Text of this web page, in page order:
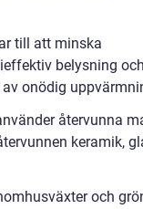
till att minska
belysning
onödig
återvunna
keramik,
och